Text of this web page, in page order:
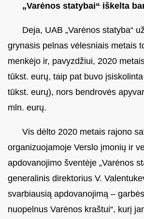
„Varėnos statybai“ iškelta
Deja, UAB „Varėnos statyba“
grynasis pelnas vėlesniais metais
menkėjo ir, pavyzdžiui, 2020
tūkst. eurų, taip pat buvo įsiskolinta
tūkst. eurų), nors bendrovės
mln. eurų.
Vis dėlto 2020 metais rajono
organizuojamoje Verslo įmonių ir
apdovanojimo šventėje „Varėnos
generalinis direktorius V.
svarbiausią apdovanojimą –
nuopelnus Varėnos kraštui“, kurį